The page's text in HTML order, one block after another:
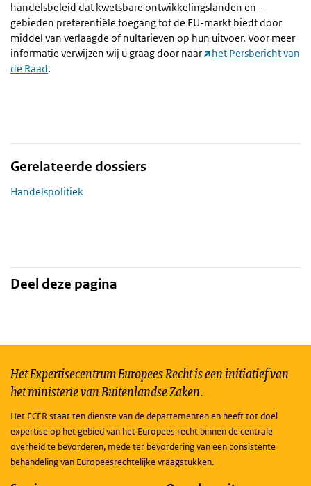
handelsbeleid dat kwetsbare ontwikkelingslanden en -
gebieden preferentiële toegang tot de EU-markt biedt door
middel van verlaagde of nultarieven op hun uitvoer. Voor meer
informatie verwijzen wij u graag door naar
het Persbericht van
de Raad.
Gerelateerde dossiers
Handelspolitiek
Deel deze pagina
Het Expertisecentrum Europees Recht is een initiatief van
het ministerie van Buitenlandse Zaken.
Het ECER staat ten dienste van de departementen en heeft tot doel
expertise op het gebied van het Europees recht binnen de centrale
overheid te bevorderen, mede ter bevordering van een consistente
behandeling van Europeesrechtelijke vraagstukken.